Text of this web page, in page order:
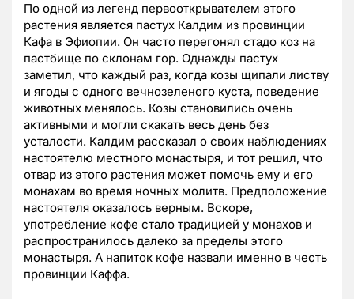
По одной из легенд первооткрывателем этого
растения является пастух Калдим из провинции
Кафа в Эфиопии. Он часто перегонял стадо коз на
пастбище по склонам гор. Однажды пастух
заметил, что каждый раз, когда козы щипали листву
и ягоды с одного вечнозеленого куста, поведение
животных менялось. Козы становились очень
активными и могли скакать весь день без
усталости. Калдим рассказал о своих наблюдениях
настоятелю местного монастыря, и тот решил, что
отвар из этого растения может помочь ему и его
монахам во время ночных молитв. Предположение
настоятеля оказалось верным. Вскоре,
употребление кофе стало традицией у монахов и
распространилось далеко за пределы этого
монастыря. А напиток кофе назвали именно в честь
провинции Каффа.